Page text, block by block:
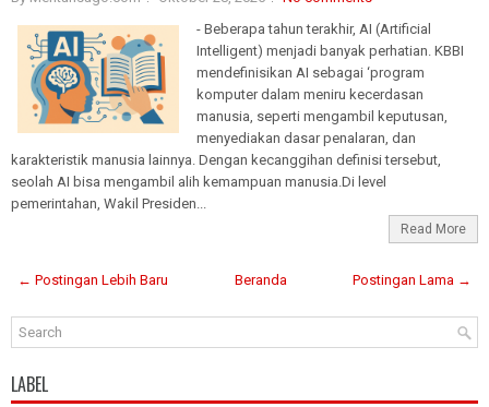
- Beberapa tahun terakhir, AI (Artificial
Intelligent) menjadi banyak perhatian. KBBI
mendefinisikan AI sebagai ‘program
komputer dalam meniru kecerdasan
manusia, seperti mengambil keputusan,
menyediakan dasar penalaran, dan
karakteristik manusia lainnya. Dengan kecanggihan definisi tersebut,
seolah AI bisa mengambil alih kemampuan manusia.Di level
pemerintahan, Wakil Presiden...
Read More
← Postingan Lebih Baru Postingan Lama →
Beranda
LABEL